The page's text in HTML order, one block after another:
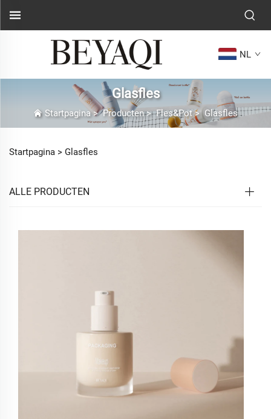
NL
Glasfles
Startpagina>Producten>Fles&Pot>Glasfles
Startpagina > Glasfles
ALLE PRODUCTEN